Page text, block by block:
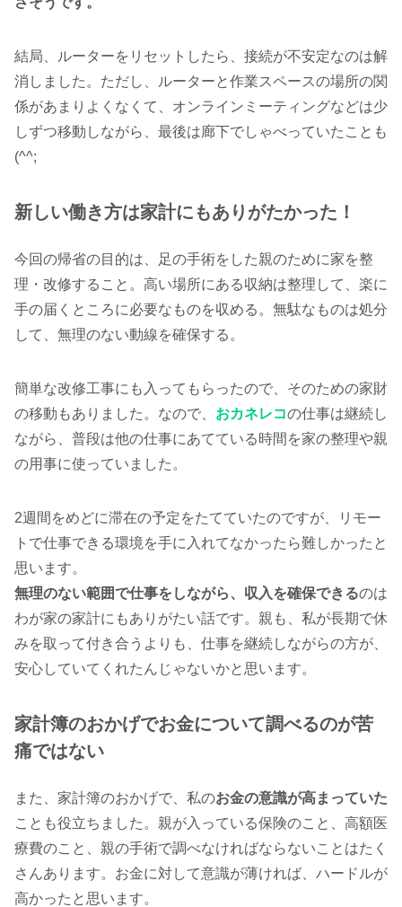
結局、ルーターをリセットしたら、接続が不安定なのは解
消しました。ただし、ルーターと作業スペースの場所の関
係があまりよくなくて、オンラインミーティングなどは少
しずつ移動しながら、最後は廊下でしゃべっていたことも
(^^;
新しい働き方は家計にもありがたかった！
今回の帰省の目的は、足の手術をした親のために家を整
理・改修すること。高い場所にある収納は整理して、楽に
手の届くところに必要なものを収める。無駄なものは処分
して、無理のない動線を確保する。
簡単な改修工事にも入ってもらったので、そのための家財
の移動もありました。なので、 おカネレコの仕事は継続し
ながら、普段は他の仕事にあてている時間を家の整理や親
の用事に使っていました。
2週間をめどに滞在の予定をたてていたのですが、リモー
トで仕事できる環境を手に入れてなかったら難しかったと
思います。
無理のない範囲で仕事をしながら、収入を確保できるのは
わが家の家計にもありがたい話です。親も、私が長期で休
みを取って付き合うよりも、仕事を継続しながらの方が、
安心していてくれたんじゃないかと思います。
家計簿のおかげでお金について調べるのが苦
痛ではない
また、家計簿のおかげで、私のお金の意識が高まっていた
ことも役立ちました。親が入っている保険のこと、高額医
療費のこと、親の手術で調べなければならないことはたく
さんあります。お金に対して意識が薄ければ、ハードルが
高かったと思います。